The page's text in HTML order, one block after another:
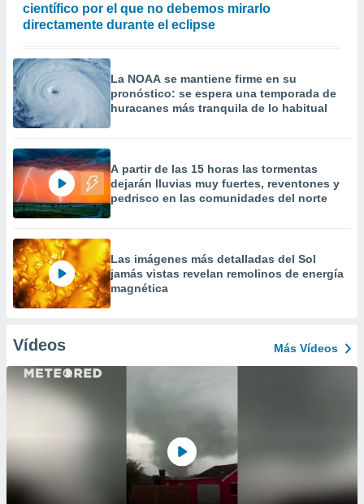
científico por el que no debemos mirarlo
directamente durante el eclipse
La NOAA se mantiene firme en su
pronóstico: se espera una temporada de
huracanes más tranquila de lo habitual
A partir de las 15 horas las tormentas
dejarán lluvias muy fuertes, reventones y
pedrisco en las comunidades del norte
Las imágenes más detalladas del Sol
jamás vistas revelan remolinos de energía
magnética
Vídeos Más Vídeos